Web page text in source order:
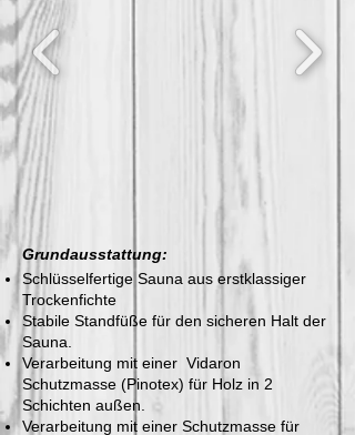
Grundausstattung:
Schlüsselfertige Sauna aus erstklassiger
Trockenfichte
Stabile Standfüße für den sicheren Halt der
Sauna.
Verarbeitung mit einer Vidaron
Schutzmasse (Pinotex) für Holz in 2
Schichten außen.
Verarbeitung mit einer Schutzmasse für